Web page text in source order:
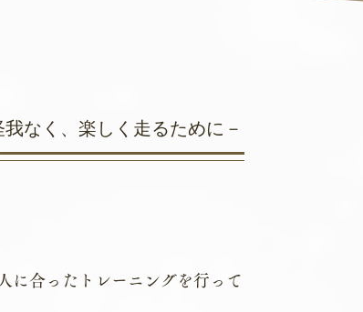
我なく、楽しく走るために－
に合ったトレーニングを行って